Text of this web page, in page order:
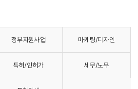
정부지원사업 마케팅/디자인
특허/인허가 세무/노무